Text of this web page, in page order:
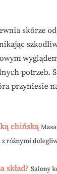
skórze
potrzeb.
przyniesie
chińską
różnymi
skład? Salony